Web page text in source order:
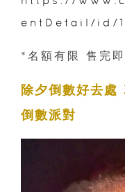
entDetail/id/
*名額有限 售完即
除夕倒數好去處
倒數派對